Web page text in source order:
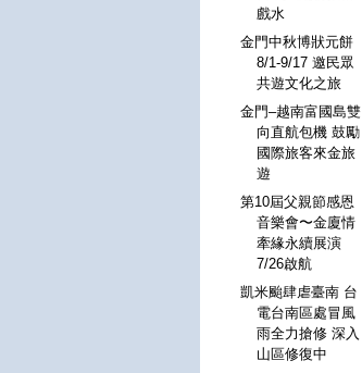
戲水
金門中秋博狀元餅
8/1-9/17 邀民眾
共遊文化之旅
金門–越南富國島雙
向直航包機 鼓勵
國際旅客來金旅
遊
第10屆父親節感恩
音樂會〜金廈情
牽緣永續展演
7/26啟航
凱米颱肆虐臺南 台
電台南區處冒風
雨全力搶修 深入
山區修復中